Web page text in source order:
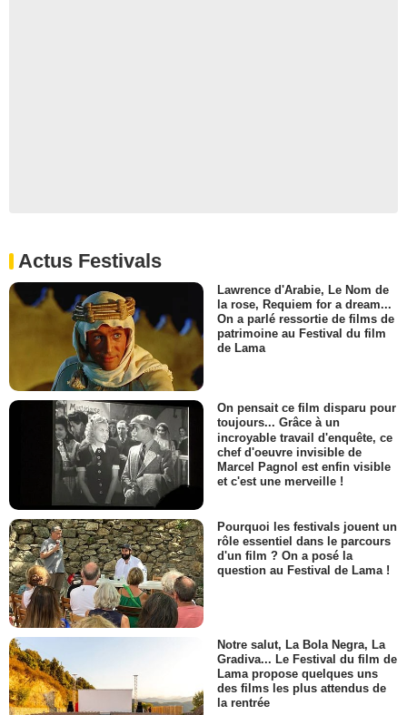
Actus Festivals
Lawrence d'Arabie, Le Nom de
la rose, Requiem for a dream...
On a parlé ressortie de films de
patrimoine au Festival du film
de Lama
On pensait ce film disparu pour
toujours... Grâce à un
incroyable travail d'enquête, ce
chef d'oeuvre invisible de
Marcel Pagnol est enfin visible
et c'est une merveille !
Pourquoi les festivals jouent un
rôle essentiel dans le parcours
d'un film ? On a posé la
question au Festival de Lama !
Notre salut, La Bola Negra, La
Gradiva... Le Festival du film de
Lama propose quelques uns
des films les plus attendus de
la rentrée